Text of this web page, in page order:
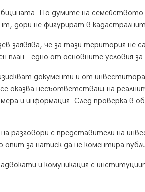
По думите на
дори не фигурират в
заявява, че за тази територия не
план – едно от основните условия
документи и от
оказва несъответстващ на
и информация. След проверка в
разговори с представители на
за натиск да не коментира
и комуникация с